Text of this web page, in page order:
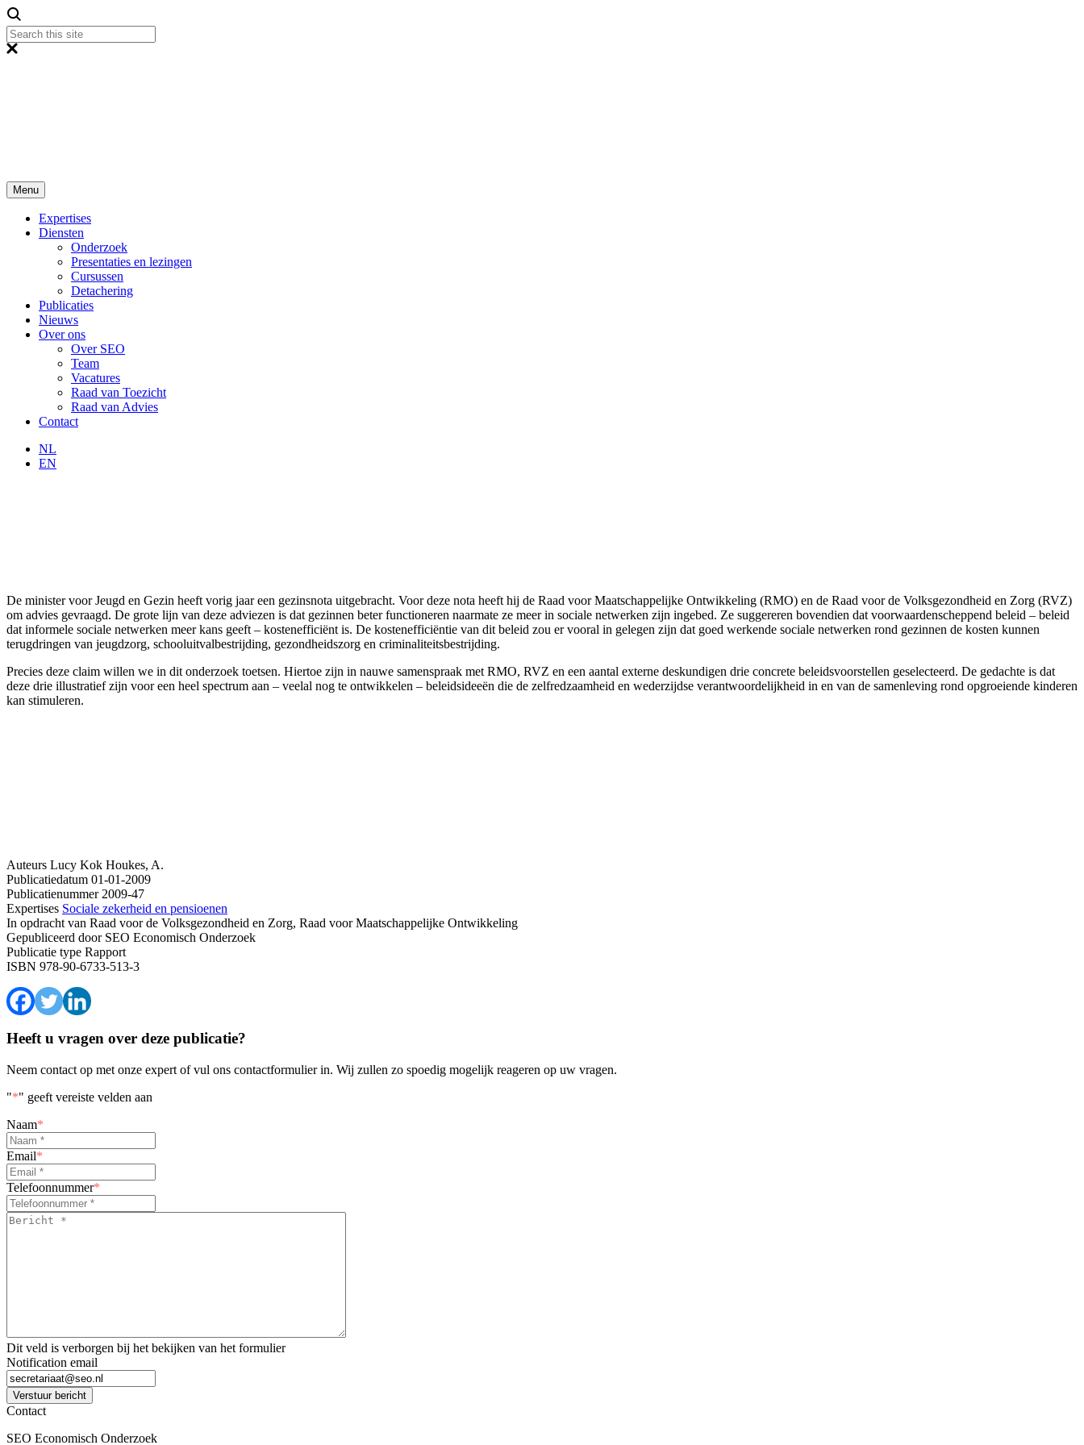
Menu
Expertises
Diensten
Onderzoek
Presentaties en lezingen
Cursussen
Detachering
Publicaties
Nieuws
Over ons
Over SEO
Team
Vacatures
Raad van Toezicht
Raad van Advies
Contact
NL
EN
De minister voor Jeugd en Gezin heeft vorig jaar een gezinsnota uitgebracht. Voor deze nota heeft hij de Raad voor Maatschappelijke Ontwikkeling (RMO) en de Raad voor de Volksgezondheid en Zorg (RVZ)
om advies gevraagd. De grote lijn van deze adviezen is dat gezinnen beter functioneren naarmate ze meer in sociale netwerken zijn ingebed. Ze suggereren bovendien dat voorwaardenscheppend beleid – beleid
dat informele sociale netwerken meer kans geeft – kostenefficiënt is. De kostenefficiëntie van dit beleid zou er vooral in gelegen zijn dat goed werkende sociale netwerken rond gezinnen de kosten kunnen
terugdringen van jeugdzorg, schooluitvalbestrijding, gezondheidszorg en criminaliteitsbestrijding.
Precies deze claim willen we in dit onderzoek toetsen. Hiertoe zijn in nauwe samenspraak met RMO, RVZ en een aantal externe deskundigen drie concrete beleidsvoorstellen geselecteerd. De gedachte is dat
deze drie illustratief zijn voor een heel spectrum aan – veelal nog te ontwikkelen – beleidsideeën die de zelfredzaamheid en wederzijdse verantwoordelijkheid in en van de samenleving rond opgroeiende kinderen
kan stimuleren.
Auteurs Lucy Kok Houkes, A.
Publicatiedatum 01-01-2009
Publicatienummer2009-47
Expertises Sociale zekerheid en pensioenen
In opdracht van Raad voor de Volksgezondheid en Zorg, Raad voor Maatschappelijke Ontwikkeling
Gepubliceerd doorSEO Economisch Onderzoek
Publicatie type Rapport
ISBN 978-90-6733-513-3
Heeft u vragen over deze publicatie?
Neem contact op met onze expert of vul ons contactformulier in. Wij zullen zo spoedig mogelijk reageren op uw vragen.
"*" geeft vereiste velden aan
Naam*
Email*
Telefoonnummer*
Bericht
Dit veld is verborgen bij het bekijken van het formulier
Notification email
Verstuur bericht
Contact
SEO Economisch Onderzoek